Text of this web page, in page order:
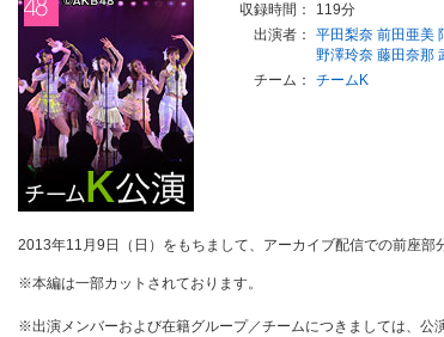
収録時間：
119分
出演者：
平田梨奈 前田亜美
野澤玲奈 藤田奈那
チーム：
チームK
2013年11月9日（日）をもちまして、アーカイブ配信での前座部
※本編は一部カットされております。
※出演メンバーおよび在籍グループ／チームにつきましては、公